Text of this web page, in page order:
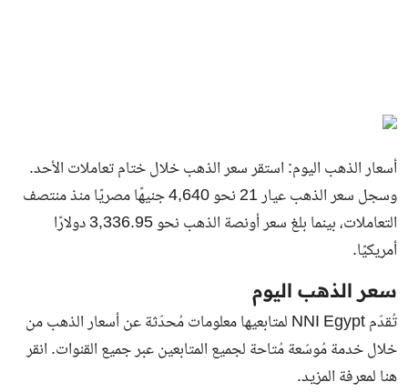
أسعار الذهب اليوم: استقر سعر الذهب خلال ختام تعاملات الأحد.
وسجل سعر الذهب عيار 21 نحو 4,640 جنيهًا مصريًا منذ منتصف
التعاملات، بينما بلغ سعر أونصة الذهب نحو 3,336.95 دولارًا
أمريكيًا.
سعر الذهب اليوم
تُقدّم NNI Egypt لمتابعيها معلومات مُحدّثة عن أسعار الذهب من
خلال خدمة مُوسّعة مُتاحة لجميع المتابعين عبر جميع القنوات. انقر
هنا لمعرفة المزيد.